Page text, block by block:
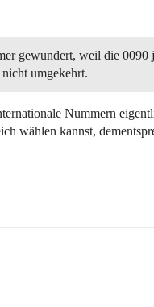
gewundert, weil die 0090
umgekehrt.
Nummern
wählen kannst,